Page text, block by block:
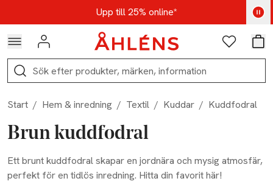
Hoppa till navigationsmenynUpp till 25% online*
Kod: AUG25 - Shoppa nu
Logga in Favoriter
Sök
Start / Hem & inredning / Textil / Kuddar / Kuddfodral
Brun kuddfodral
Ett brunt kuddfodral skapar en jordnära och mysig atmosfär,
perfekt för en tidlös inredning. Hitta din favorit här!